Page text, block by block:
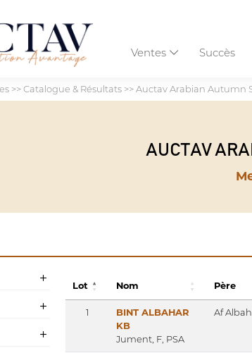
Ventes Succès
>>Catalogue & Résultats>>Auctav Arabian Autumn
AUCTAV
Lot Nom Père
1
BINT ALBAHAR
KB
Jument, F, PSA
Af